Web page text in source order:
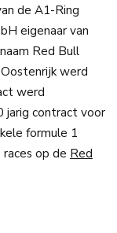
de A1-Ring
eigenaar van
Red Bull
werd
werd
jarig contract voor
formule 1
op de Red